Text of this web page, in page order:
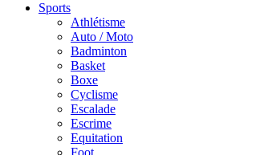
Sports
Athlétisme
Auto / Moto
Badminton
Basket
Boxe
Cyclisme
Escalade
Escrime
Equitation